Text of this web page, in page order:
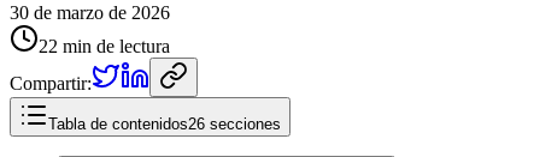
30 de marzo de 2026
22 min de lectura
Compartir:
Tabla de contenidos26 secciones